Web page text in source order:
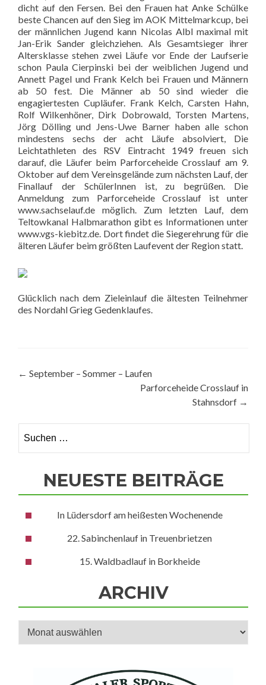
dicht auf den Fersen. Bei den Frauen hat Anke Schülke
beste Chancen auf den Sieg im AOK Mittelmarkcup, bei
der männlichen Jugend kann Nicolas Albl maximal mit
Jan-Erik Sander gleichziehen. Als Gesamtsieger ihrer
Altersklasse stehen zwei Läufe vor Ende der Laufserie
schon Paula Cierpinski bei der weiblichen Jugend und
Annett Pagel und Frank Kelch bei Frauen und Männern
ab 50 fest. Die Männer ab 50 sind wieder die
engagiertesten Cupläufer. Frank Kelch, Carsten Hahn,
Rolf Wilkenhöner, Dirk Dobrowald, Torsten Martens,
Jörg Dölling und Jens-Uwe Barner haben alle schon
mindestens sechs der acht Läufe absolviert, Die
Leichtathleten des RSV Eintracht 1949 freuen sich
darauf, die Läufer beim Parforceheide Crosslauf am 9.
Oktober auf dem Vereinsgelände zum nächsten Lauf, der
Finallauf der SchülerInnen ist, zu begrüßen. Die
Anmeldung zum Parforceheide Crosslauf ist unter
www.sachselauf.de möglich. Zum letzten Lauf, dem
Teltowkanal Halbmarathon gibt es Informationen unter
www.vgs-kiebitz.de. Dort findet die Siegerehrung für die
älteren Läufer beim größten Laufevent der Region statt.
Glücklich nach dem Zieleinlauf die ältesten Teilnehmer
des Nordahl Grieg Gedenklaufes.
Beitragsnavigation
← September – Sommer – Laufen
Parforceheide Crosslauf in
Stahnsdorf →
nach:
NEUESTE BEITRÄGE
In Lüdersdorf am heißesten Wochenende
22. Sabinchenlauf in Treuenbrietzen
15. Waldbadlauf in Borkheide
ARCHIV
Archiv